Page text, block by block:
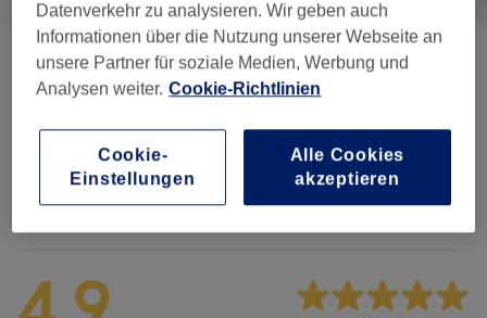
Massagen (5) ab CHF 80
Salonbewertungen
Datenverkehr zu analysieren. Wir geben auch
Informationen über die Nutzung unserer Webseite an
unsere Partner für soziale Medien, Werbung und
Analysen weiter. Cookie-Richtlinien
Alle Cookies
akzeptieren
Cookie-
Einstellungen